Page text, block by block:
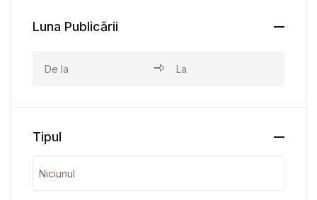
Luna Publicării
Tipul